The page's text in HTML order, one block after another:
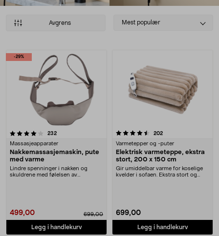
Avgrens
Select
Mest populær
Produkter
-29%
232anmeldelser
Massasjeapparater
Nakkemassasjemaskin, pute
med varme
Lindre spenninger i nakken og
skuldrene med følelsen av
499,00 699,00
Legg i handlekurv
4.5 av 5 stjerner 202anmeldelser
Varmetepper og -puter
Elektrisk varmeteppe, ekstra
stort, 200 x 150 cm
Gir umiddelbar varme for koselige
kvelder i sofaen. Ekstra stort og
699,00
Legg i handlekurv